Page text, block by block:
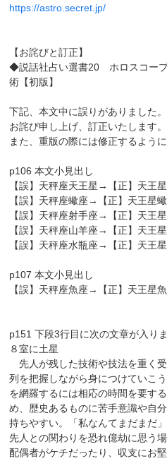
https://astro.secret.jp/
【お詫びと訂正】
◆説話社占い選書20 ホロスコー
術【初版】
下記、本文中に誤りがありました。
お詫び申し上げ、訂正いたします。
また、重版の際には修正するように
p106 本文小見出し
【誤】天秤座天王星→【正】天王
【誤】天秤座蠍座→【正】天王星
【誤】天秤座射手座→【正】天王
【誤】天秤座山羊座→【正】天王
【誤】天秤座水瓶座→【正】天王
p107 本文小見出し
【誤】天秤座魚座→【正】天王星
p151 下段3行目に次の文章が入りま
８室に土星
先人が残した技術や技法を重く
列を把握しながら身につけていこ
を網羅するには相応の時間を要す
め、歴史あるものに苦手意識や自
持ちやすい。「私なんてまだまだ
先人との関わりを恐れ億劫に思う場
配偶者がケチだったり、収支にお